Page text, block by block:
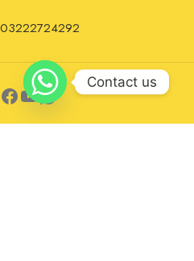
03222724292
Newsletter
Contact us